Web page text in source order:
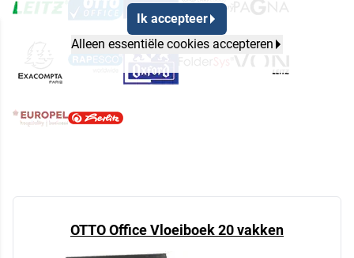
Ik accepteer
Alleen essentiële cookies accepteren
OTTO Office Vloeiboek 20 vakken